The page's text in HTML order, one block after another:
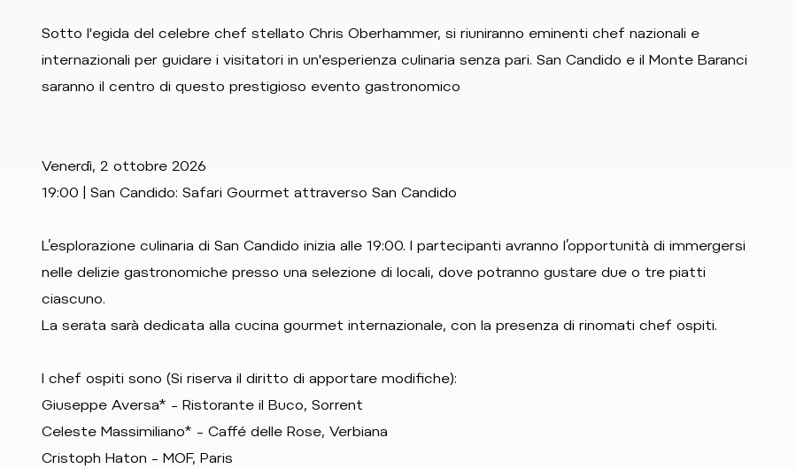
Sotto l'egida del celebre chef stellato Chris Oberhammer, si riuniranno eminenti chef nazionali e
internazionali per guidare i visitatori in un'esperienza culinaria senza pari. San Candido e il Monte Baranci
saranno il centro di questo prestigioso evento gastronomico
Venerdì, 2 ottobre 2026
19:00 | San Candido: Safari Gourmet attraverso San Candido
L’esplorazione culinaria di San Candido inizia alle 19:00. I partecipanti avranno l’opportunità di immergersi
nelle delizie gastronomiche presso una selezione di locali, dove potranno gustare due o tre piatti
ciascuno.
La serata sarà dedicata alla cucina gourmet internazionale, con la presenza di rinomati chef ospiti.
I chef ospiti sono (Si riserva il diritto di apportare modifiche):
Giuseppe Aversa* – Ristorante il Buco, Sorrent
Celeste Massimiliano* – Caffé delle Rose, Verbiana
Cristoph Haton – MOF, Paris